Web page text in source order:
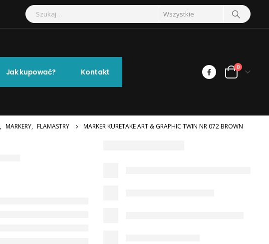
Jak kupować? Kontakt 0
, MARKERY, FLAMASTRY MARKER KURETAKE ART & GRAPHIC TWIN NR 072 BROWN